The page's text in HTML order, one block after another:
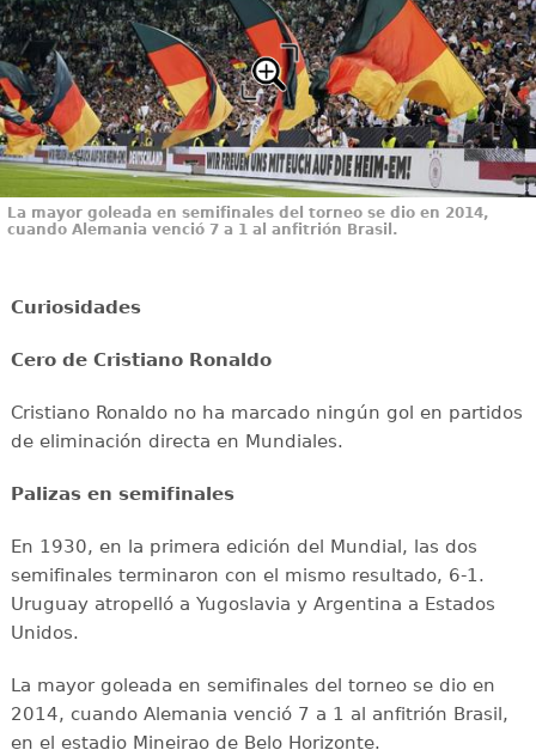
La mayor goleada en semifinales del torneo se dio en 2014,
cuando Alemania venció 7 a 1 al anfitrión Brasil.
Curiosidades
Cero de Cristiano Ronaldo
Cristiano Ronaldo no ha marcado ningún gol en partidos
de eliminación directa en Mundiales.
Palizas en semifinales
En 1930, en la primera edición del Mundial, las dos
semifinales terminaron con el mismo resultado, 6-1.
Uruguay atropelló a Yugoslavia y Argentina a Estados
Unidos.
La mayor goleada en semifinales del torneo se dio en
2014, cuando Alemania venció 7 a 1 al anfitrión Brasil,
en el estadio Mineirao de Belo Horizonte.